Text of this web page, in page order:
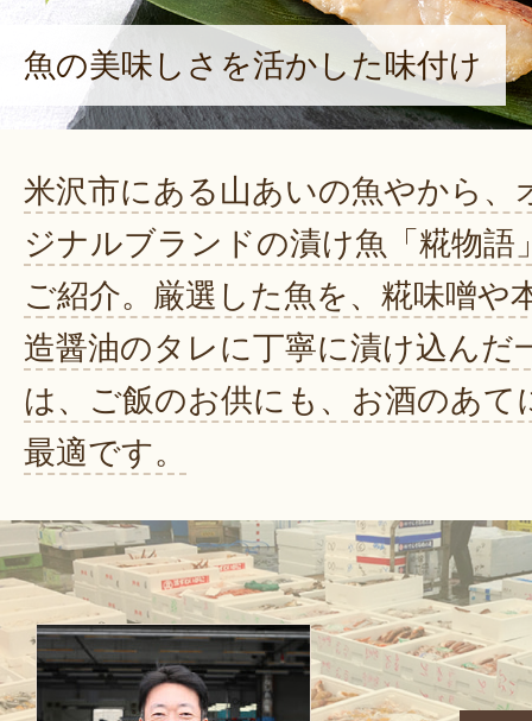
魚の美味しさを活かした味付け
米沢市にある山あいの魚やから、
ジナルブランドの漬け魚「糀物語
ご紹介。厳選した魚を、糀味噌や
造醤油のタレに丁寧に漬け込んだ
は、ご飯のお供にも、お酒のあて
最適です。